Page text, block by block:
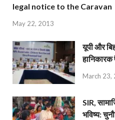
legal notice to the Caravan
May 22, 2013
यूपी और
March 23,
SIR,
भविष्य: